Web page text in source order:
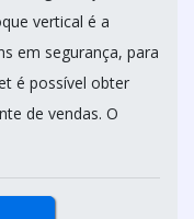
vertical é a
em segurança, para
é possível obter
de vendas. O